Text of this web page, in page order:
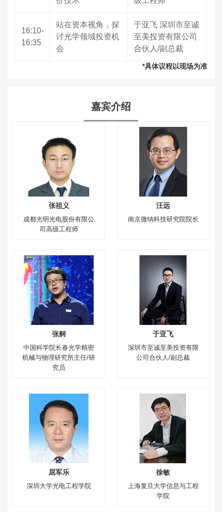
16:10-
16:35
站在资本视角，探
讨光学领域投资机
会
于亚飞 深圳市至诚
至美投资有限公司
合伙人/副总裁
*具体议程以现场为准
嘉宾介绍
张祖义
成都光明光电股份有限公
司高级工程师
汪远
南京微纳科技研究院院长
张舸
中国科学院长春光学精密
机械与物理研究所主任/研
究员
于亚飞
深圳市至诚至美投资有限
公司合伙人/副总裁
屈军乐
深圳大学光电工程学院
徐敏
上海复旦大学信息与工程
学院